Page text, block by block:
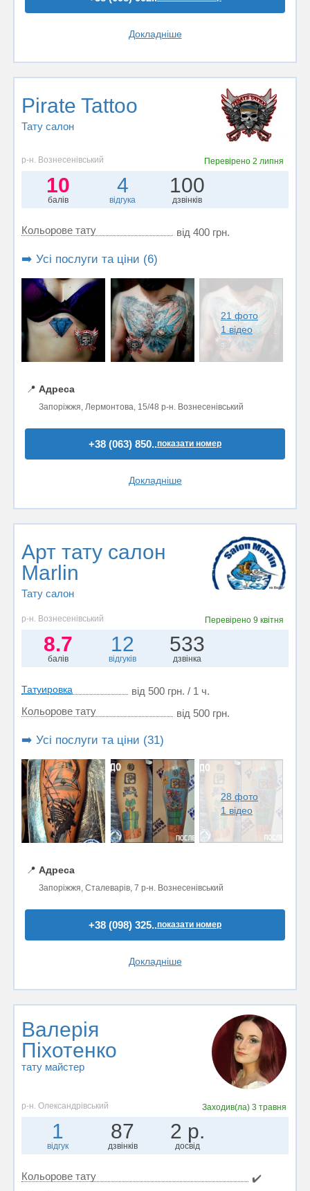
Докладніше
Pirate Tattoo
Тату салон
р-н. Вознесенівський Перевірено2 липня
10
балів
4
відгука
100
дзвінків
Кольорове тату від 400 грн.
➡️ Усі послуги та ціни (6)
21 фото
1 відео
📍 Адреса
Запоріжжя, Лермонтова, 15/48 р-н. Вознесенівський
+38 (063) 850..показати номер
Докладніше
Арт тату салон
Marlin
Тату салон
р-н. Вознесенівський Перевірено 9 квітня
8.7
балів
12
відгуків
533
дзвінка
Татуировка
від 500 грн. / 1 ч.
Кольорове тату
від 500 грн.
➡️ Усі послуги та ціни (31)
28 фото
1 відео
📍 Адреса
Запоріжжя, Сталеварів, 7 р-н. Вознесенівський
+38 (098) 325..показати номер
Докладніше
Валерія
Піхотенко
тату майстер
р-н. Олександрівський Заходив(ла) 3 травня
1
відгук
87
дзвінків
2 р.
досвід
Кольорове тату
✔️